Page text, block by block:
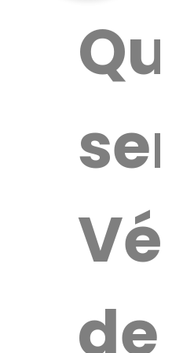
Quel
de